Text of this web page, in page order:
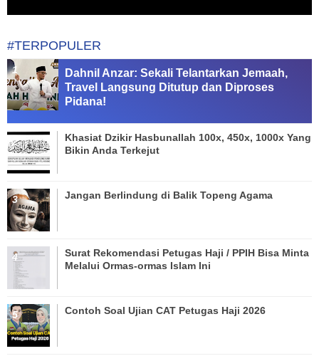
#TERPOPULER
Dahnil Anzar: Sekali Telantarkan Jemaah,
Travel Langsung Ditutup dan Diproses
Pidana!
Khasiat Dzikir Hasbunallah 100x, 450x, 1000x Yang
Bikin Anda Terkejut
Jangan Berlindung di Balik Topeng Agama
Surat Rekomendasi Petugas Haji / PPIH Bisa Minta
Melalui Ormas-ormas Islam Ini
Contoh Soal Ujian CAT Petugas Haji 2026